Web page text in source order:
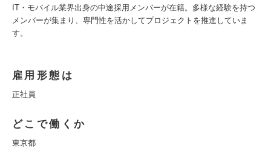
IT・モバイル業界出身の中途採用メンバーが在籍。多様な経験を持つ
メンバーが集まり、専門性を活かしてプロジェクトを推進していま
す。
雇用形態は
正社員
どこで働くか
東京都